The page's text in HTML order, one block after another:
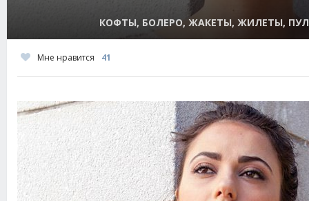
КОФТЫ, БОЛЕРО, ЖАКЕТЫ, ЖИЛЕТЫ,
Мне нравится 41